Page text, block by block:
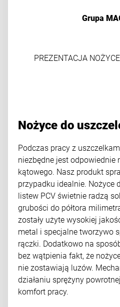
Grupa
PREZENTACJA
Nożyce do
Podczas pracy z
niezbędne jest odpowiednie
kątowego. Nasz produkt
przypadku idealnie. Nożyce
listew PCV świetnie radzą
grubości do półtora
zostały użyte wysokiej
metal i specjalne tworzywo
rączki. Dodatkowo na
bez wątpienia fakt, że
nie zostawiają luzów.
działaniu sprężyny
komfort pracy.